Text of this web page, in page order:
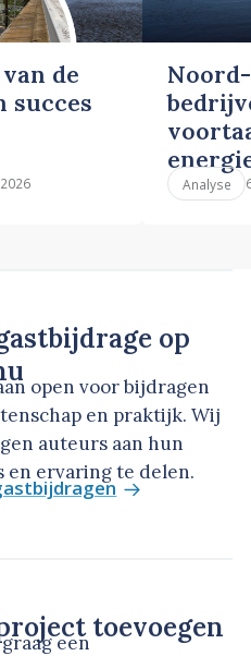
de
succes
Analyse
op
open voor bijdragen
en praktijk. Wij
auteurs aan hun
en ervaring te delen.
toevoegen
een